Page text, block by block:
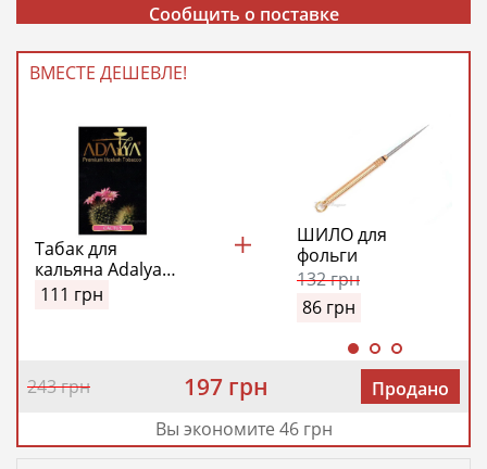
Сообщить о поставке
ВМЕСТЕ ДЕШЕВЛЕ!
Табак для
кальяна Adalya
Cactus (Адалия
Кактус)
111 грн
ШИЛО для
фольги
132грн
86 грн
243 грн 197 грн
Продано
Вы экономите 46 грн